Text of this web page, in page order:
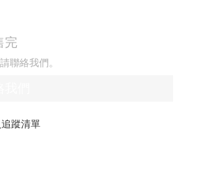
完
聯絡我們。
蹤清單